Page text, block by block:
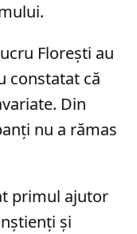
Florești au
constatat că
Din
nu a rămas
primul ajutor
și